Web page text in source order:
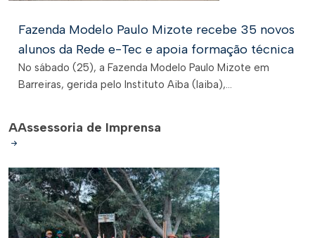
Fazenda Modelo Paulo Mizote recebe 35 novos
alunos da Rede e-Tec e apoia formação técnica
No sábado (25), a Fazenda Modelo Paulo Mizote em
Barreiras, gerida pelo Instituto Aiba (Iaiba),...
AAssessoria de Imprensa